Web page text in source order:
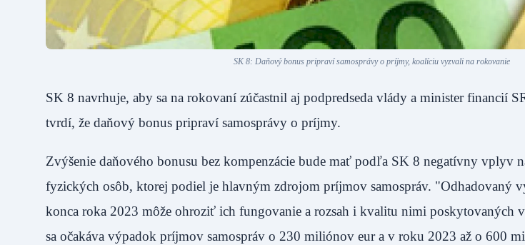
SK 8: Daňový bonus pripraví samosprávy o príjmy, koalíciu vyzvali na rokovanie
SK 8 navrhuje, aby sa na rokovaní zúčastnil aj podpredseda vlády a minister financií
tvrdí, že daňový bonus pripraví samosprávy o príjmy.
Zvýšenie daňového bonusu bez kompenzácie bude mať podľa SK 8 negatívny vplyv
fyzických osôb, ktorej podiel je hlavným zdrojom príjmov samospráv. "Odhadovaný
konca roka 2023 môže ohroziť ich fungovanie a rozsah i kvalitu nimi poskytovaných
sa očakáva výpadok príjmov samospráv o 230 miliónov eur a v roku 2023 až o 600